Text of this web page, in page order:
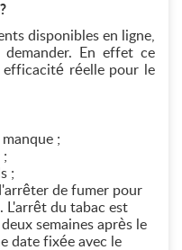
disponibles en ligne,
En effet ce
efficacité réelle pour le
;
;
de fumer pour
L'arrêt du tabac est
semaines après le
date fixée avec le